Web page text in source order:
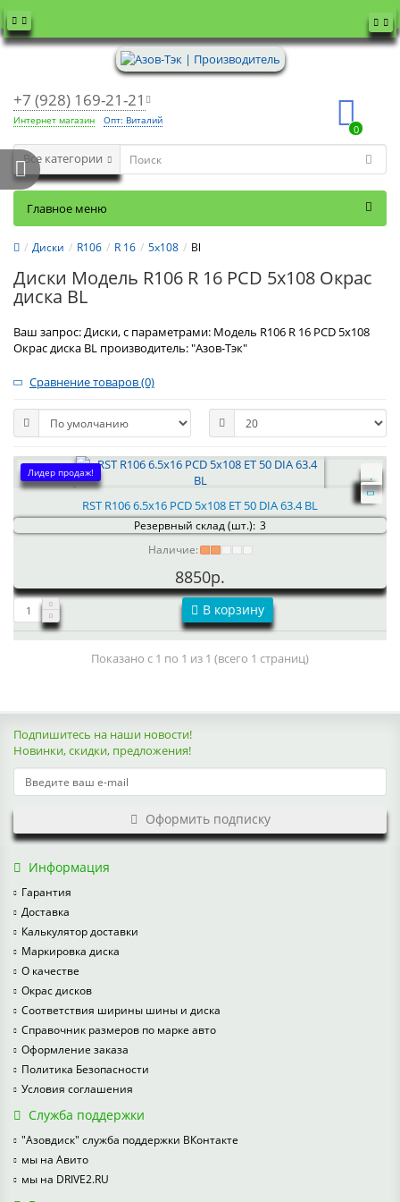
+7 (928) 169-21-21
Интернет магазин Опт: Виталий
0
Все категории
Главное меню
Диски R106 R 16 5x108 Bl
Диски Модель R106 R 16 PCD 5x108 Окрас
диска BL
Ваш запрос: Диски, с параметрами: Модель R106 R 16 PCD 5x108
Окрас диска BL производитель: "Азов-Тэк"
Сравнение товаров (0)
Лидер продаж!
RST R106 6.5x16 PCD 5x108 ET 50 DIA 63.4 BL
Резервный склад (шт.): 3
Наличие:
8850р.
В корзину
Показано с 1 по 1 из 1 (всего 1 страниц)
Подпишитесь на наши новости!
Новинки, скидки, предложения!
Оформить подписку
Информация
Гарантия
Доставка
Калькулятор доставки
Маркировка диска
О качестве
Окрас дисков
Соответствия ширины шины и диска
Справочник размеров по марке авто
Оформление заказа
Политика Безопасности
Условия соглашения
Служба поддержки
"Азовдиск" служба поддержки ВКонтакте
мы на Авито
мы на DRIVE2.RU